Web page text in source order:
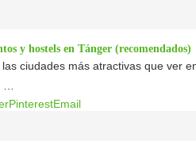
y hostels en Tánger (recomendados)
ciudades más atractivas que ver
PinterestEmail